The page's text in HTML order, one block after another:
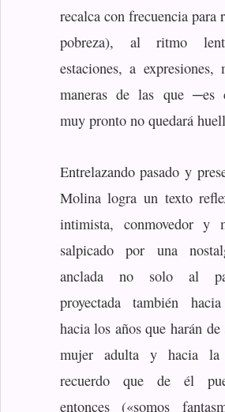
recalca con frecuencia para
pobreza), al ritmo
estaciones, a expresiones,
maneras de las que ─es
muy pronto no quedará
Entrelazando pasado y
Molina logra un texto
intimista, conmovedor y
salpicado por una
anclada no solo al
proyectada también
hacia los años que harán
mujer adulta y hacia
recuerdo que de él
entonces («somos